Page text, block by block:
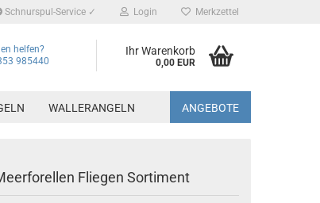
Schnurspul-Service ✓ Login Merkzettel
helfen?
985440
Ihr Warenkorb
0,00 EUR
WALLERANGELN ANGEBOTE
Fliegen Sortiment